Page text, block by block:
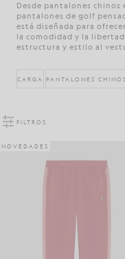
Desde pantalones chinos
pantalones de golf
está diseñada para
la comodidad y la
estructura y estilo al
CARGA PANTALONES CHINOS
FILTROS
NOVEDADES